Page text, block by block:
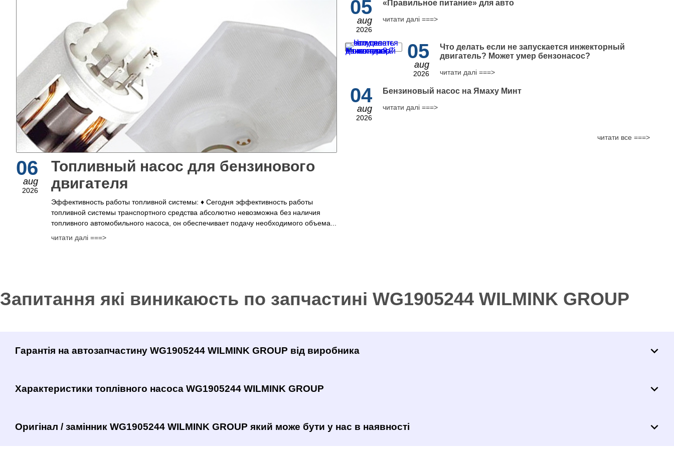
06
aug
2026
Топливный насос для бензинового
двигателя
Эффективность работы топливной системы: ♦ Сегодня эффективность работы
топливной системы транспортного средства абсолютно невозможна без наличия
топливного автомобильного насоса, он обеспечивает подачу необходимого объема...
читати далі ===>
05
aug
2026
​«Правильное питание» для авто
читати далі ===>
05
aug
2026
Что делать если не запускается инжекторный
двигатель? Может умер бензонасос?
читати далі ===>
04
aug
2026
Бензиновый насос на Ямаху Минт
читати далі ===>
читати все ===>
Запитання які виникаюсть по запчастині WG1905244 WILMINK GROUP
Гарантія на автозапчастину WG1905244 WILMINK GROUP від виробника
Характеристики топлівного насоса WG1905244 WILMINK GROUP
Оригінал / замінник WG1905244 WILMINK GROUP який може бути у нас в наявності